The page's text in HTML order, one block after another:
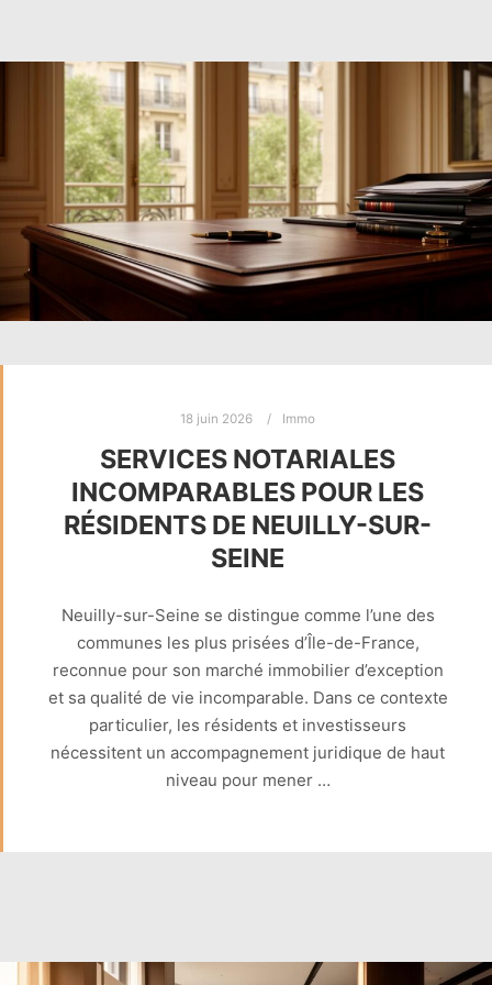
18 juin 2026 Immo
SERVICES NOTARIALES
INCOMPARABLES POUR LES
RÉSIDENTS DE NEUILLY-SUR-
SEINE
Neuilly-sur-Seine se distingue comme l’une des
communes les plus prisées d’Île-de-France,
reconnue pour son marché immobilier d’exception
et sa qualité de vie incomparable. Dans ce contexte
particulier, les résidents et investisseurs
nécessitent un accompagnement juridique de haut
niveau pour mener …